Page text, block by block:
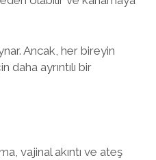
Ancak, her bireyin
ayrıntılı bir
vajinal akıntı ve ateş